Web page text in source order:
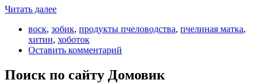
Читать далее
воск, зобик, продукты пчеловодства, пчелиная матка,
хитин, хоботок
Оставить комментарий
Поиск по сайту Домовик